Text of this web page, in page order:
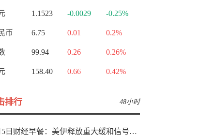
1.1523 -0.0029 -0.25%
币 6.75 0.01 0.2%
99.94 0.26 0.26%
158.40 0.66 0.42%
排行 48小时
8月5日财经早餐：美伊释放重大缓和信号，现货黄金高位持稳，美油重挫超6%